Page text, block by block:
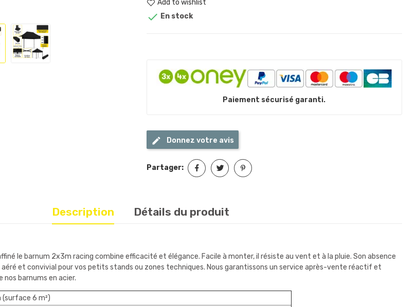
Add to wishlist
 En stock
Paiement sécurisé garanti.
Donnez votre avis
Partager:
Description Détails du produit
le barnum 2x3m racing combine efficacité et élégance. Facile à monter, il résiste au vent et à la pluie. Son absence
aéré et convivial pour vos petits stands ou zones techniques. Nous garantissons un service après-vente réactif et
nos barnums en acier.
(surface 6 m²)